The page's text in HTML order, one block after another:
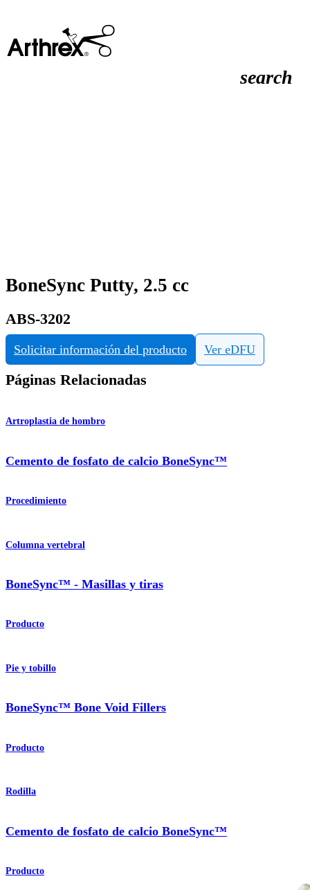
search
BoneSync Putty, 2.5 cc
ABS-3202
Solicitar información del producto Ver eDFU
Páginas Relacionadas
Artroplastia de hombro
Cemento de fosfato de calcio BoneSync™
Procedimiento
Columna vertebral
BoneSync™ - Masillas y tiras
Producto
Pie y tobillo
BoneSync™ Bone Void Fillers
Producto
Rodilla
Cemento de fosfato de calcio BoneSync™
Producto